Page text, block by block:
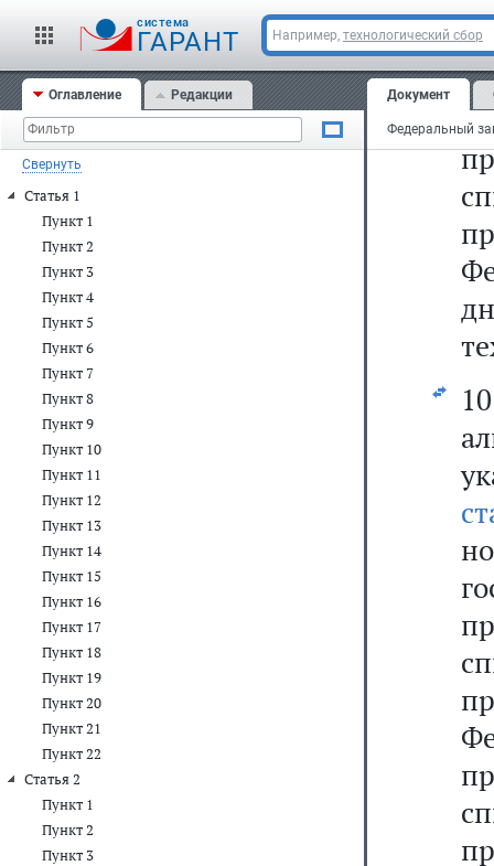
cистема
ГАРАНТ Например, технологический сбор
Оглавление Редакции
Свернуть
Статья 1
Пункт 1
Пункт 2
Пункт 3
Пункт 4
Пункт 5
Пункт 6
Пункт 7
Пункт 8
Пункт 9
Пункт 10
Пункт 11
Пункт 12
Пункт 13
Пункт 14
Пункт 15
Пункт 16
Пункт 17
Пункт 18
Пункт 19
Пункт 20
Пункт 21
Пункт 22
Статья 2
Пункт 1
Пункт 2
Пункт 3
Документ
9.